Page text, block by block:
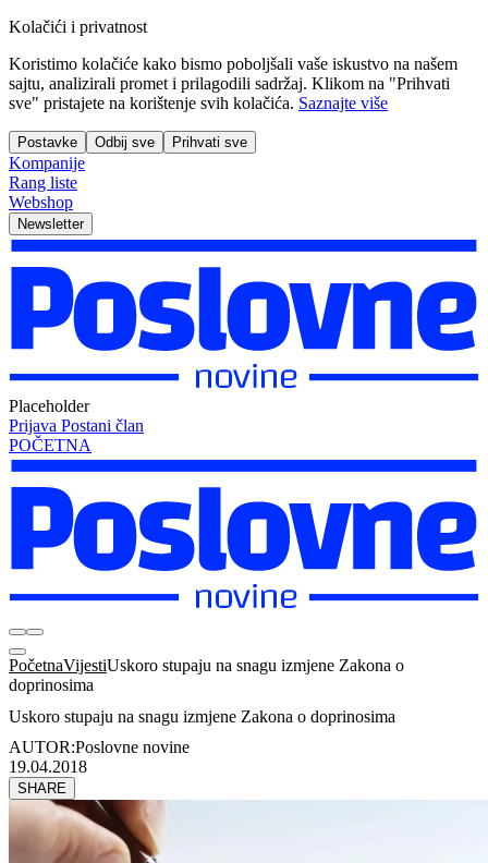
Kolačići i privatnost
Koristimo kolačiće kako bismo poboljšali vaše iskustvo na našem
sajtu, analizirali promet i prilagodili sadržaj. Klikom na "Prihvati
sve" pristajete na korištenje svih kolačića. Saznajte više
Postavke Odbij sve Prihvati sve
Kompanije
Rang liste
Webshop
Newsletter
Placeholder
Prijava Postani član
POČETNA
PočetnaVijestiUskoro stupaju na snagu izmjene Zakona o
doprinosima
Uskoro stupaju na snagu izmjene Zakona o doprinosima
AUTOR:Poslovne novine
19.04.2018
SHARE